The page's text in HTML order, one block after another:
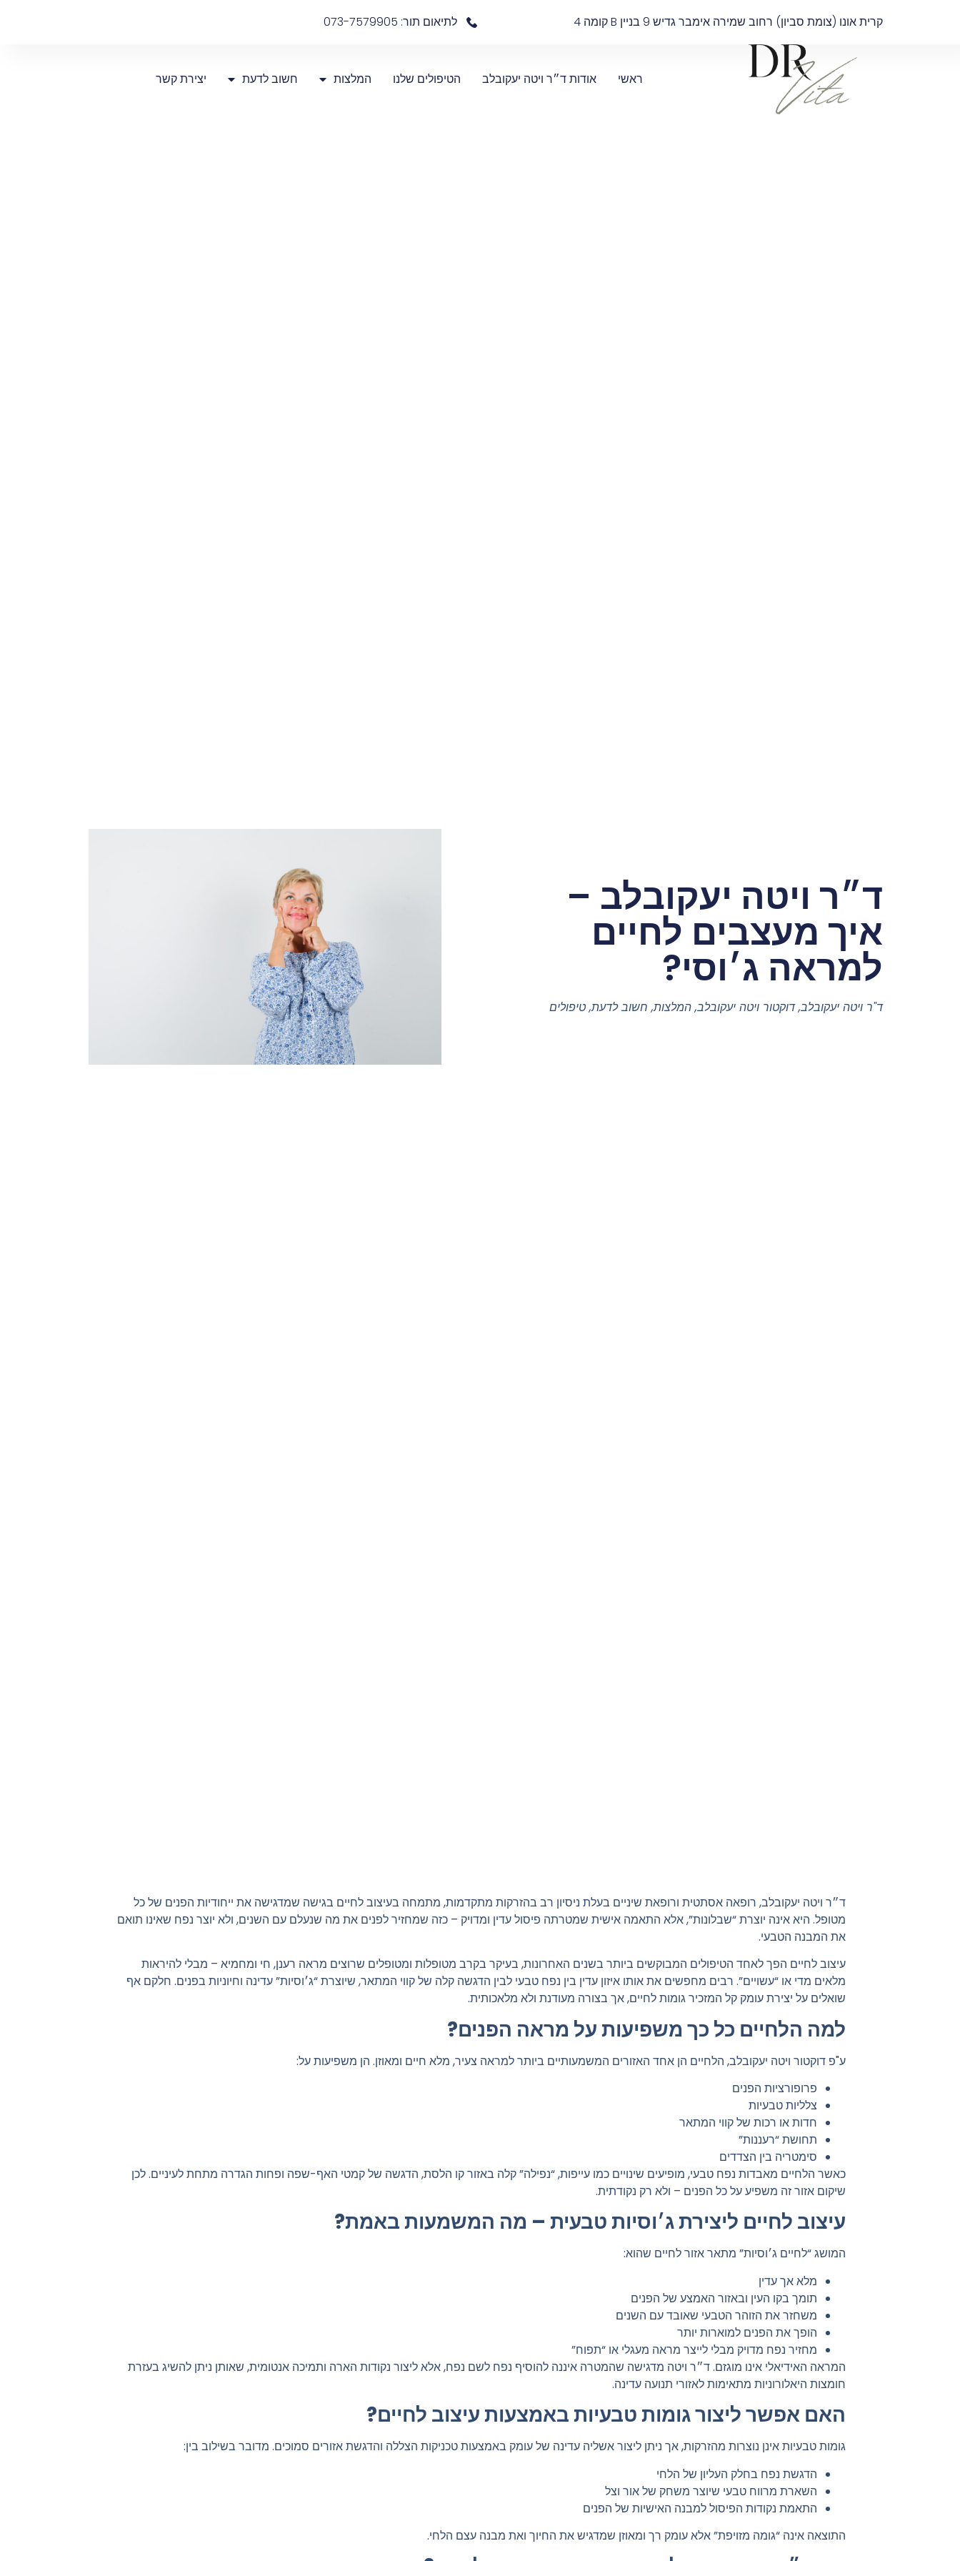
קרית אונו (צומת סביון) רחוב שמירה אימבר גדיש 9 בניין B קומה 4 לתיאום תור: 073-7579905
ראשי אודות ד״ר ויטה יעקובלב הטיפולים שלנו המלצות חשוב לדעת יצירת קשר
ד״ר ויטה יעקובלב –
איך מעצבים לחיים
למראה ג׳וסי?
ד"ר ויטה יעקובלב,דוקטור ויטה יעקובלב,המלצות, חשוב לדעת,טיפולים
ד״ר ויטה יעקובלב, רופאה אסתטית ורופאת שיניים בעלת ניסיון רב בהזרקות מתקדמות, מתמחה בעיצוב לחיים בגישה שמדגישה את ייחודיות הפנים של כל
מטופל. היא אינה יוצרת “שבלונות”, אלא התאמה אישית שמטרתה פיסול עדין ומדויק – כזה שמחזיר לפנים את מה שנעלם עם השנים, ולא יוצר נפח שאינו תואם
את המבנה הטבעי.
עיצוב לחיים הפך לאחד הטיפולים המבוקשים ביותר בשנים האחרונות, בעיקר בקרב מטופלות ומטופלים שרוצים מראה רענן, חי ומחמיא – מבלי להיראות
מלאים מדי או “עשויים”. רבים מחפשים את אותו איזון עדין בין נפח טבעי לבין הדגשה קלה של קווי המתאר, שיוצרת “ג׳וסיות” עדינה וחיוניות בפנים. חלקם אף
שואלים על יצירת עומק קל המזכיר גומות לחיים, אך בצורה מעודנת ולא מלאכותית.
למה הלחיים כל כך משפיעות על מראה הפנים?
ע"פ דוקטור ויטה יעקובלב, הלחיים הן אחד האזורים המשמעותיים ביותר למראה צעיר, מלא חיים ומאוזן. הן משפיעות על:
פרופורציות הפנים
צלליות טבעיות
חדות או רכות של קווי המתאר
תחושת “רעננות”
סימטריה בין הצדדים
כאשר הלחיים מאבדות נפח טבעי, מופיעים שינויים כמו עייפות, “נפילה” קלה באזור קו הלסת, הדגשה של קמטי האף-שפה ופחות הגדרה מתחת לעיניים. לכן
שיקום אזור זה משפיע על כל הפנים – ולא רק נקודתית.
עיצוב לחיים ליצירת ג׳וסיות טבעית – מה המשמעות באמת?
המושג “לחיים ג׳וסיות” מתאר אזור לחיים שהוא:
מלא אך עדין
תומך בקו העין ובאזור האמצע של הפנים
משחזר את הזוהר הטבעי שאובד עם השנים
הופך את הפנים למוארות יותר
מחזיר נפח מדויק מבלי לייצר מראה מעגלי או “תפוח”
המראה האידיאלי אינו מוגזם. ד״ר ויטה מדגישה שהמטרה איננה להוסיף נפח לשם נפח, אלא ליצור נקודות הארה ותמיכה אנטומית, שאותן ניתן להשיג בעזרת
חומצות היאלורוניות מתאימות לאזורי תנועה עדינה.
האם אפשר ליצור גומות טבעיות באמצעות עיצוב לחיים?
גומות טבעיות אינן נוצרות מהזרקות, אך ניתן ליצוראשליה עדינה של עומק באמצעות טכניקות הצללה והדגשת אזורים סמוכים. מדובר בשילוב בין:
הדגשת נפח בחלק העליון של הלחי
השארת מרווח טבעי שיוצר משחק של אור וצל
התאמת נקודות הפיסול למבנה האישיות של הפנים
התוצאה אינה “גומה מזויפת” אלא עומק רך ומאוזן שמדגיש את החיוך ואת מבנה עצם הלחי.